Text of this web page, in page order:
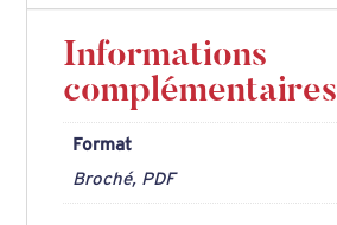
du
macronisme,
par
Barillot
Informations
complémentaires
Format
Broché, PDF